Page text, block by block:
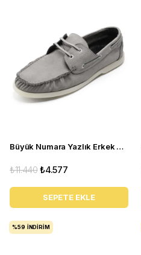
Büyük Numara Yazlık Erkek Ayakkabısı Utkan001 gri
₺4.577
₺11.440
SEPETE EKLE
%59 İNDIRIM